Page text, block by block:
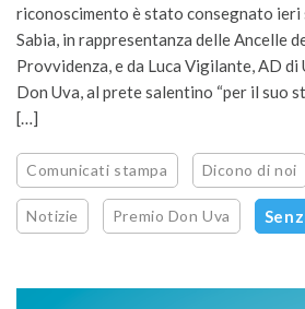
riconoscimento è stato consegnato ieri
Sabia, in rappresentanza delle Ancelle
Provvidenza, e da Luca Vigilante, AD
Don Uva, al prete salentino “per il suo
[…]
Comunicati stampa Dicono di noi
Notizie Premio Don Uva